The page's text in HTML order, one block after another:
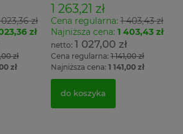
023,36 zł
zł
zł
zł
1 263,21 zł
Cena regularna:1 403,43 zł
Najniższa cena: 1 403,43 zł
1 027,00 zł
Cena regularna:1 141,00 zł
Najniższa cena: 1 141,00 zł
do koszyka